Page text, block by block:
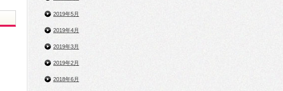
2019年5月
2019年4月
2019年3月
2019年2月
2018年6月